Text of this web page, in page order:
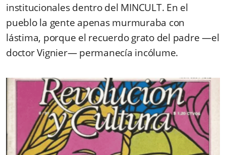
institucionales dentro del MINCULT. En el
pueblo la gente apenas murmuraba con
lástima, porque el recuerdo grato del padre —el
doctor Vignier— permanecía incólume.